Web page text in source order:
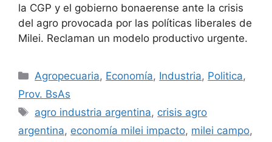
la CGP y el gobierno bonaerense ante la crisis
del agro provocada por las políticas liberales de
Milei. Reclaman un modelo productivo urgente.
Agropecuaria, Economía, Industria, Politica,
Prov. BsAs
agro industria argentina, crisis agro
argentina, economía milei impacto, milei campo,